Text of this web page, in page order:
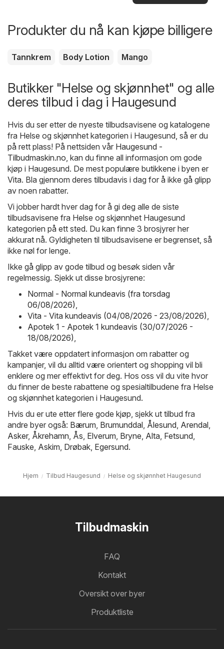
Produkter du nå kan kjøpe billigere
Tannkrem Body Lotion Mango
Butikker "Helse og skjønnhet" og alle
deres tilbud i dag i Haugesund
Hvis du ser etter de nyeste tilbudsavisene og katalogene
fra Helse og skjønnhet kategorien i Haugesund, så er du
på rett plass! På nettsiden vår Haugesund -
Tilbudmaskin.no, kan du finne all informasjon om gode
kjøp i Haugesund. De mest populære butikkene i byen er
Vita. Bla gjennom deres tilbudavis i dag for å ikke gå glipp
av noen rabatter.
Vi jobber hardt hver dag for å gi deg alle de siste
tilbudsavisene fra Helse og skjønnhet Haugesund
kategorien på ett sted. Du kan finne 3 brosjyrer her
akkurat nå. Gyldigheten til tilbudsavisene er begrenset, så
ikke nøl for lenge.
Ikke gå glipp av gode tilbud og besøk siden vår
regelmessig. Sjekk ut disse brosjyrene:
Normal - Normal kundeavis (fra torsdag
06/08/2026),
Vita - Vita kundeavis (04/08/2026 - 23/08/2026),
Apotek 1 - Apotek 1 kundeavis (30/07/2026 -
18/08/2026),
Takket være oppdatert informasjon om rabatter og
kampanjer, vil du alltid være orientert og shopping vil bli
enklere og mer effektivt for deg. Hos oss vil du vite hvor
du finner de beste rabattene og spesialtilbudene fra Helse
og skjønnhet kategorien i Haugesund.
Hvis du er ute etter flere gode kjøp, sjekk ut tilbud fra
andre byer også: Bærum, Brumunddal, Ålesund, Arendal,
Asker, Åkrehamn, Ås, Elverum, Bryne, Alta, Fetsund,
Fauske, Askim, Drøbak, Egersund.
Hjem Tilbud Haugesund Helse og skjønnhet Haugesund
Tilbudmaskin
FAQ
Kontakt
Oversikt over byer
Produktliste